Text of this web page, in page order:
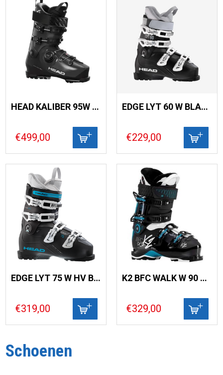
HEAD KALIBER 95W MV BOA (26)
€499,00
EDGE LYT 60 W BLACK/ANTHRACITE
€229,00
EDGE LYT 75 W HV BLACK/TURQUOISE
€319,00
K2 BFC WALK W 90 HV 103
€329,00
Schoenen